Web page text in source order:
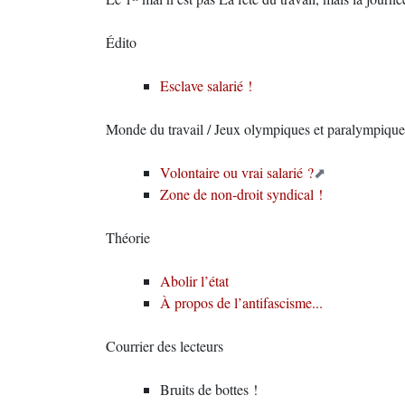
Édito
Esclave salarié !
Monde du travail / Jeux olympiques et
Volontaire ou vrai salarié ?
Zone de non-droit syndical !
Théorie
Abolir l’état
À propos de l’antifascisme...
Courrier des lecteurs
Bruits de bottes !